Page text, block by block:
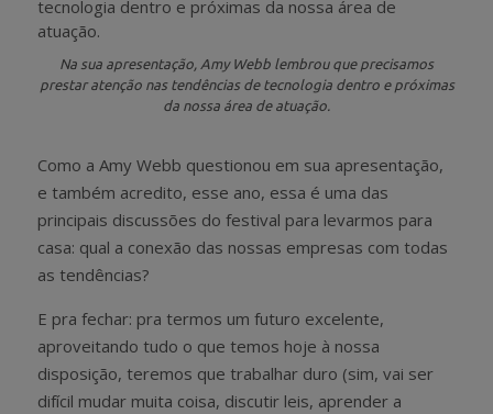
Na sua apresentação, Amy Webb lembrou que precisamos
prestar atenção nas tendências de tecnologia dentro e próximas
da nossa área de atuação.
Como a Amy Webb questionou em sua apresentação,
e também acredito, esse ano, essa é uma das
principais discussões do festival para levarmos para
casa: qual a conexão das nossas empresas com todas
as tendências?
E pra fechar: pra termos um futuro excelente,
aproveitando tudo o que temos hoje à nossa
disposição, teremos que trabalhar duro (sim, vai ser
difícil mudar muita coisa, discutir leis, aprender a